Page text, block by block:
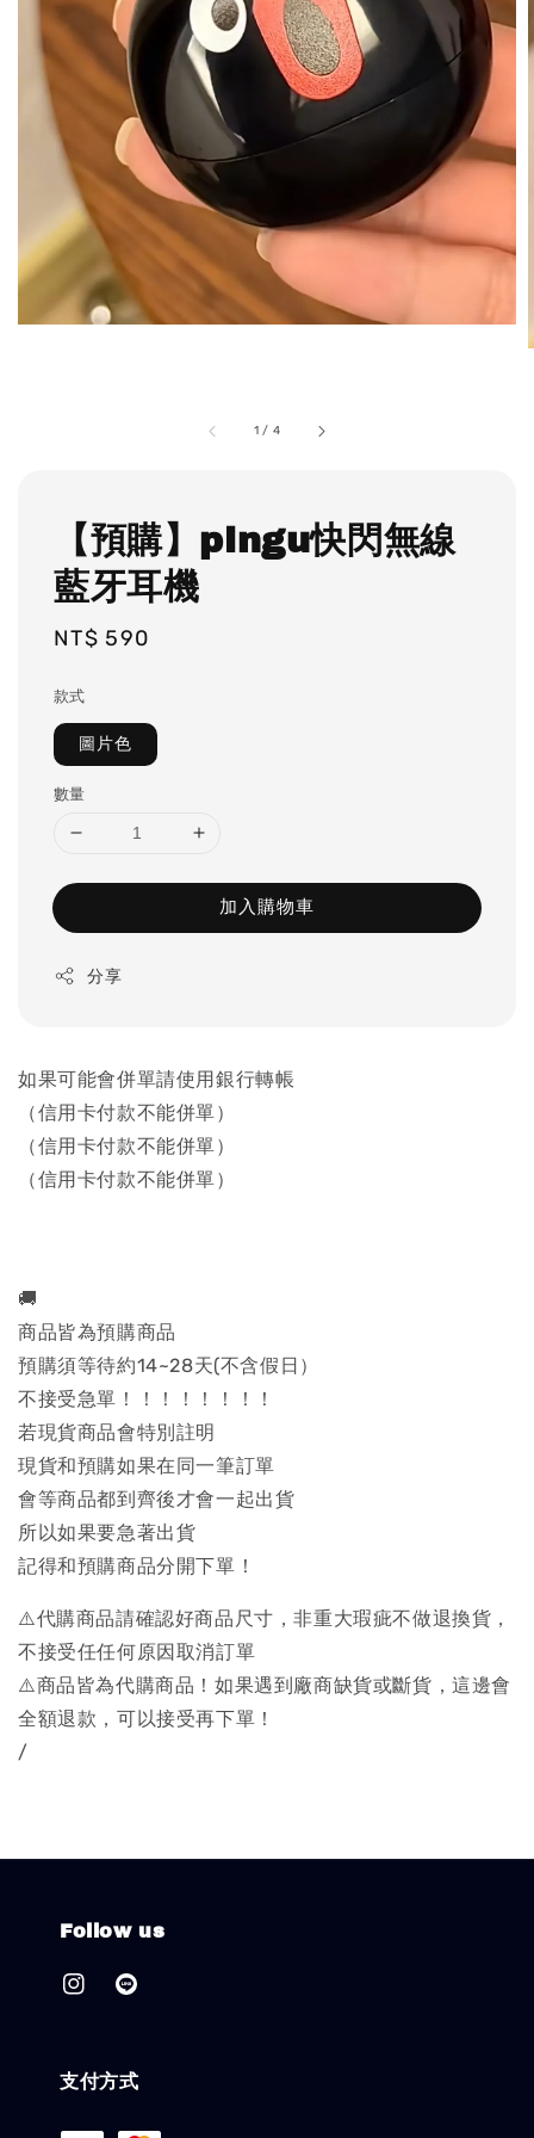
1 / 4
【預購】pingu快閃無線
藍牙耳機
Regular
NT$ 590
款式
圖片色
數量
加入購物車
分享
如果可能會併單請使用銀行轉帳
（信用卡付款不能併單）
（信用卡付款不能併單）
（信用卡付款不能併單）
🚚
商品皆為預購商品
預購須等待約14~28天(不含假日）
不接受急單！！！！！！！！
若現貨商品會特別註明
現貨和預購如果在同一筆訂單
會等商品都到齊後才會一起出貨
所以如果要急著出貨
記得和預購商品分開下單！
⚠️代購商品請確認好商品尺寸，非重大瑕疵不做退換貨，
不接受任任何原因取消訂單
⚠️商品皆為代購商品！如果遇到廠商缺貨或斷貨，這邊會
全額退款，可以接受再下單！
/
Follow us
支付方式